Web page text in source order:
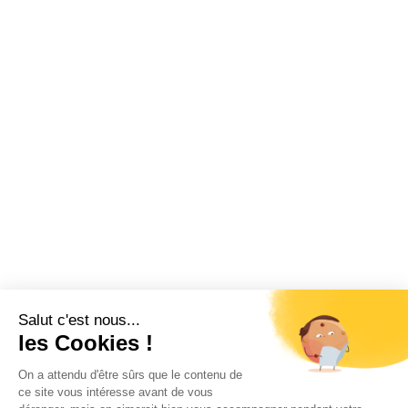
Salut c'est nous...
les Cookies !
On a attendu d'être sûrs que le contenu de
ce site vous intéresse avant de vous